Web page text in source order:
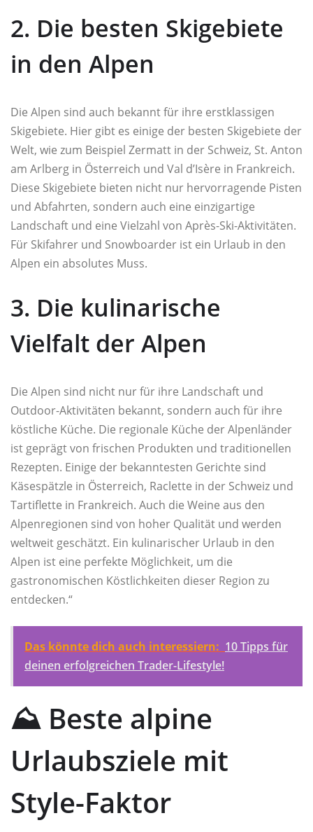
2. Die besten Skigebiete
in den Alpen
Die Alpen sind auch bekannt für ihre erstklassigen
Skigebiete. Hier gibt es einige der besten Skigebiete der
Welt, wie zum Beispiel Zermatt in der Schweiz, St. Anton
am Arlberg in Österreich und Val d’Isère in Frankreich.
Diese Skigebiete bieten nicht nur hervorragende Pisten
und Abfahrten, sondern auch eine einzigartige
Landschaft und eine Vielzahl von Après-Ski-Aktivitäten.
Für Skifahrer und Snowboarder ist ein Urlaub in den
Alpen ein absolutes Muss.
3. Die kulinarische
Vielfalt der Alpen
Die Alpen sind nicht nur für ihre Landschaft und
Outdoor-Aktivitäten bekannt, sondern auch für ihre
köstliche Küche. Die regionale Küche der Alpenländer
ist geprägt von frischen Produkten und traditionellen
Rezepten. Einige der bekanntesten Gerichte sind
Käsespätzle in Österreich, Raclette in der Schweiz und
Tartiflette in Frankreich. Auch die Weine aus den
Alpenregionen sind von hoher Qualität und werden
weltweit geschätzt. Ein kulinarischer Urlaub in den
Alpen ist eine perfekte Möglichkeit, um die
gastronomischen Köstlichkeiten dieser Region zu
entdecken.“
Das könnte dich auch interessiern: 10 Tipps für
deinen erfolgreichen Trader-Lifestyle!
⛰️ Beste alpine
Urlaubsziele mit
Style-Faktor